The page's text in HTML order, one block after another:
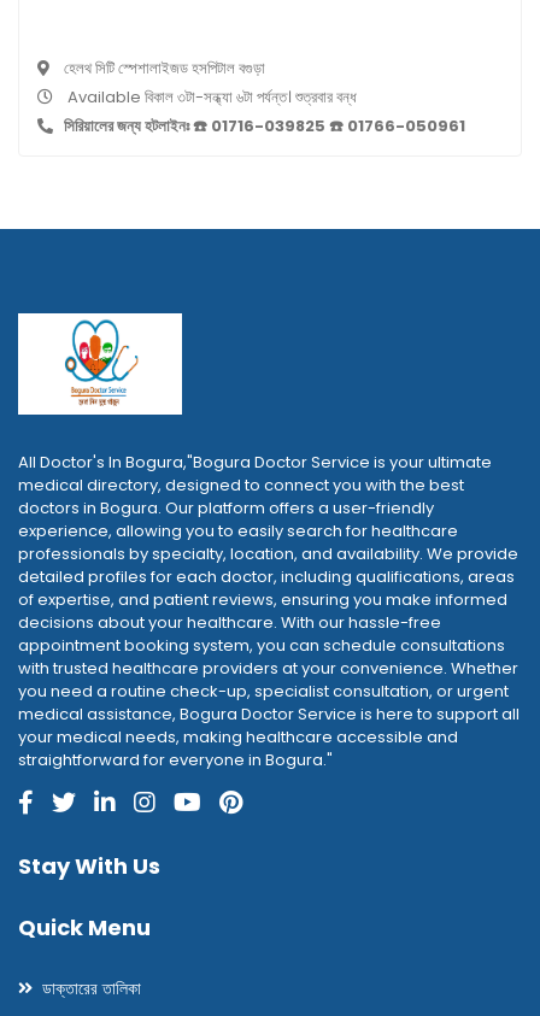
হেলথ সিটি স্পেশালাইজড হসপিটাল বগুড়া
Available বিকাল ৩টা-সন্ধ্যা ৬টা পর্যন্ত। শুত্রবার বন্ধ
সিরিয়ালের জন্য হটলাইনঃ ☎️ 01716-039825 ☎️ 01766-050961
All Doctor's In Bogura,"Bogura Doctor Service is your ultimate
medical directory, designed to connect you with the best
doctors in Bogura. Our platform offers a user-friendly
experience, allowing you to easily search for healthcare
professionals by specialty, location, and availability. We provide
detailed profiles for each doctor, including qualifications, areas
of expertise, and patient reviews, ensuring you make informed
decisions about your healthcare. With our hassle-free
appointment booking system, you can schedule consultations
with trusted healthcare providers at your convenience. Whether
you need a routine check-up, specialist consultation, or urgent
medical assistance, Bogura Doctor Service is here to support all
your medical needs, making healthcare accessible and
straightforward for everyone in Bogura."
Stay With Us
Quick Menu
ডাক্তারের তালিকা